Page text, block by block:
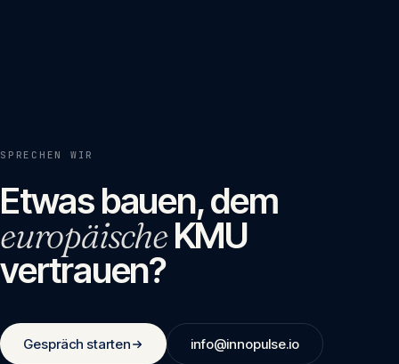
SPRECHEN WIR
Etwas bauen, dem
europäischeKMU
vertrauen?
Gespräch starten info@innopulse.io